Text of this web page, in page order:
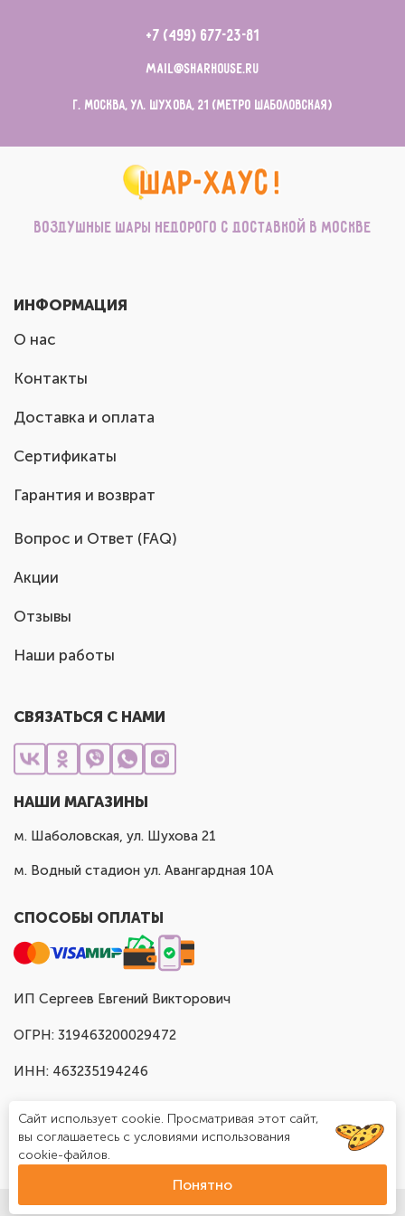
+7 (499) 677-23-81
mail@sharhouse.ru
г. Москва, ул. Шухова, 21 (метро Шаболовская)
Воздушные шары недорого с доставкой в Москве
ИНФОРМАЦИЯ
О нас
Контакты
Доставка и оплата
Сертификаты
Гарантия и возврат
Вопрос и Ответ (FAQ)
Акции
Отзывы
Наши работы
СВЯЗАТЬСЯ С НАМИ
НАШИ МАГАЗИНЫ
м. Шаболовская, ул. Шухова 21
м. Водный стадион ул. Авангардная 10А
СПОСОБЫ ОПЛАТЫ
ИП Сергеев Евгений Викторович
ОГРН: 319463200029472
ИНН: 463235194246
© Доставка шаров в Москве "Шар Хаус", 2025
Сайт использует cookie. Просматривая этот сайт,
вы соглашаетесь с условиями использования
cookie-файлов.
Понятно